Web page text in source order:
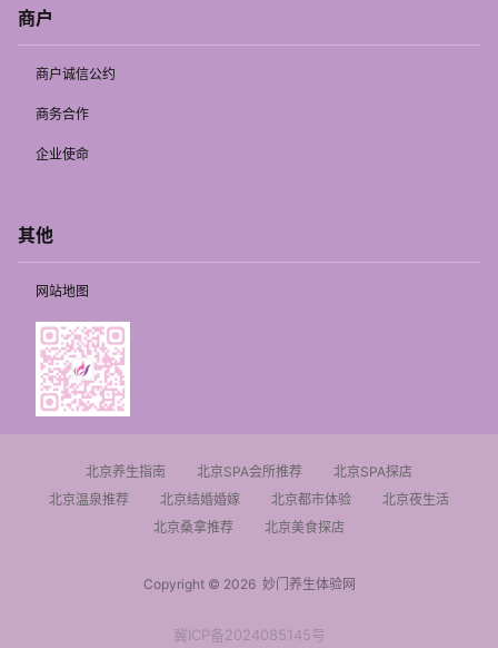
商户
商户诚信公约
商务合作
企业使命
其他
网站地图
北京养生指南 北京SPA会所推荐
北京SPA探店
北京温泉推荐
北京结婚婚嫁 北京都市体验
北京夜生活
北京桑拿推荐
北京美食探店
Copyright © 2026妙门养生体验网
冀ICP备2024085145号